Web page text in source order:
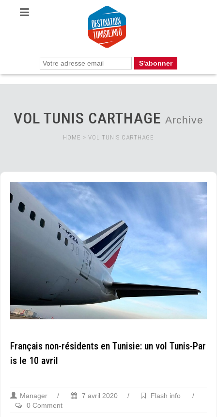
VOL TUNIS CARTHAGE Archive
HOME > VOL TUNIS CARTHAGE
Français non-résidents en Tunisie: un vol Tunis-Par
is le 10 avril
Manager / 7 avril 2020 / Flash info
/
0 Comment